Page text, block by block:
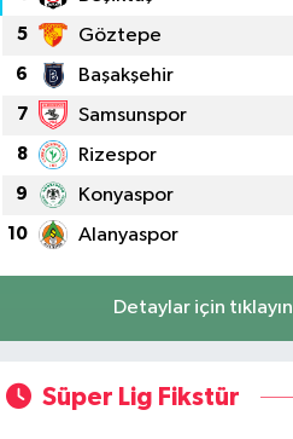
5 Göztepe
6 Başakşehir
7 Samsunspor
8 Rizespor
9 Konyaspor
10 Alanyaspor
Detaylar için tıklayın
Süper Lig Fikstür